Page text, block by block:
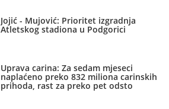
Jojić - Mujović: Prioritet izgradnja
Atletskog stadiona u Podgorici
Uprava carina: Za sedam mjeseci
naplaćeno preko 832 miliona carinskih
prihoda, rast za preko pet odsto